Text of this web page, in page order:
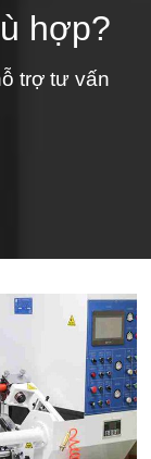
hợp?
trợ tư vấn